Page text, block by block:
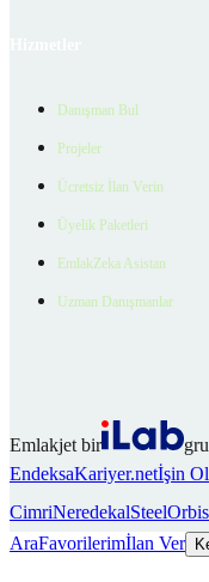
Danışman Bul
Projeler
Ücretsiz İlan Verin
Üyelik Paketleri
EmlakZeka Asistan
Uzman Danışmanlar
Emlakjet bir
EndeksaKariyer.netİşin
CimriNeredekalSteelOrbis
AraFavorilerimİlan Ver